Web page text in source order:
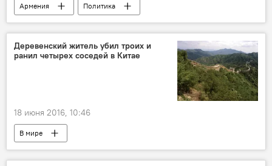
Армения
Политика
армяно-иранское сотрудничество
Деревенский житель убил троих и
ранил четырех соседей в Китае
18 июня 2016, 10:46
В мире